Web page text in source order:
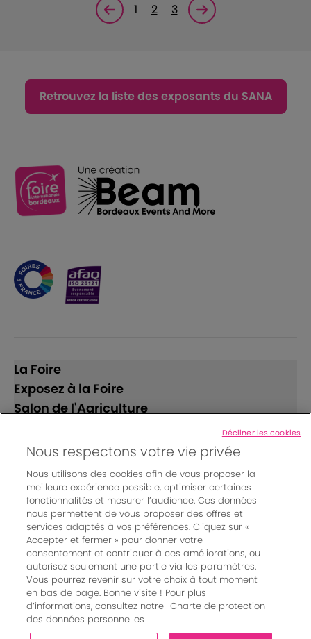
Page précédente
1 2 3 Page suivante<
Retrouvez la liste des exposants du SANA
La Foire
Exposez à la Foire
Salon de l'Agriculture
Suivez-nous
© Bordeaux Events And More | Rue Jean Samazeuilh - CS
20088 - 33070 Bordeaux cedex - France
Mentions légales|
Règlement général des manifestations
Un événement organisé par Bordeaux Events And More
Charte de protection des données personnelles
Nous respectons votre vie privée
Nous utilisons des cookies afin de vous proposer la
meilleure expérience possible, optimiser certaines
fonctionnalités et mesurer l’audience. Ces données
nous permettent de vous proposer des offres et
services adaptés à vos préférences. Cliquez sur «
Accepter et fermer » pour donner votre
consentement et contribuer à ces améliorations, ou
autorisez seulement une partie via les paramètres.
Vous pourrez revenir sur votre choix à tout moment
en bas de page. Bonne visite ! Pour plus
d’informations, consultez notre Charte de protection
des données personnelles
Décliner les cookies